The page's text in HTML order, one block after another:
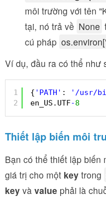
môi trường với tên
tại, nó trả về None
cú pháp
Ví dụ, đầu ra có thể như
1
2
{ 'PATH' : '/usr/
en_US.UTF-8
Thiết lập biến môi
Bạn có thể thiết lập biến
giá trị cho một key trong
key và value phải là